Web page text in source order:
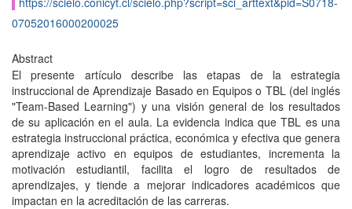
07052016000200025
Abstract
El presente artículo describe las etapas de la estrategia
instruccional de Aprendizaje Basado en Equipos o TBL (del inglés
"Team-Based Learning") y una visión general de los resultados
de su aplicación en el aula. La evidencia indica que TBL es una
estrategia instruccional práctica, económica y efectiva que genera
aprendizaje activo en equipos de estudiantes, incrementa la
motivación estudiantil, facilita el logro de resultados de
aprendizajes, y tiende a mejorar indicadores académicos que
impactan en la acreditación de las carreras.